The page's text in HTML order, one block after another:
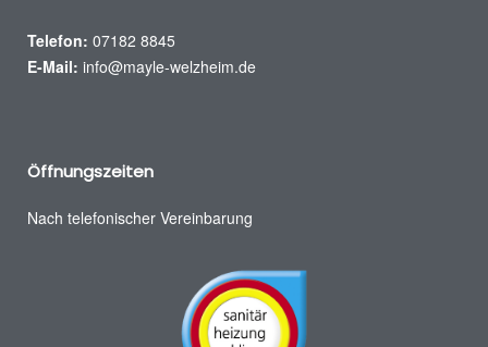
Telefon: 07182 8845
E-Mail: info@mayle-welzheim.de
Öffnungszeiten
Nach telefonischer Vereinbarung